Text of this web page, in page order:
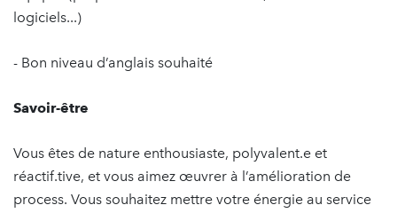
logiciels...)
- Bon niveau d’anglais souhaité
Savoir-être
Vous êtes de nature enthousiaste, polyvalent.e et
réactif.tive, et vous aimez œuvrer à l’amélioration de
process. Vous souhaitez mettre votre énergie au service